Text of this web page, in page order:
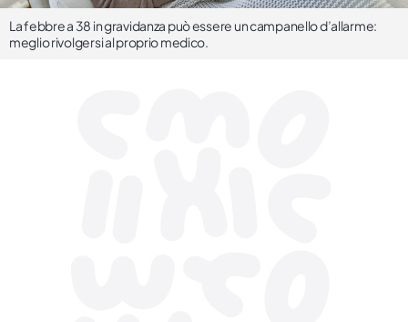
La febbre a 38 in gravidanza può essere un campanello d’allarme:
meglio rivolgersi al proprio medico.